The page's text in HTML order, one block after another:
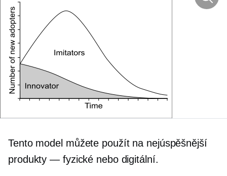
Tento model můžete použít na nejúspěšnější
produkty — fyzické nebo digitální.